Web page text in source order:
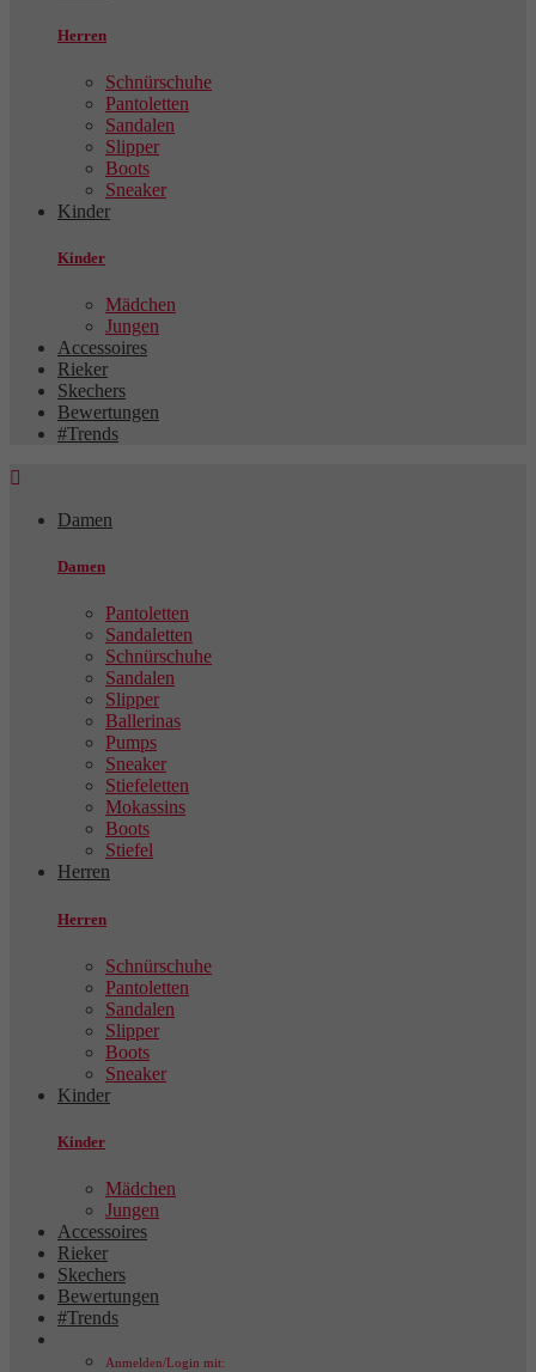
Herren
Schnürschuhe
Pantoletten
Sandalen
Slipper
Boots
Sneaker
Kinder
Kinder
Mädchen
Jungen
Accessoires
Rieker
Skechers
Bewertungen
#Trends

Damen
Damen
Pantoletten
Sandaletten
Schnürschuhe
Sandalen
Slipper
Ballerinas
Pumps
Sneaker
Stiefeletten
Mokassins
Boots
Stiefel
Herren
Herren
Schnürschuhe
Pantoletten
Sandalen
Slipper
Boots
Sneaker
Kinder
Kinder
Mädchen
Jungen
Accessoires
Rieker
Skechers
Bewertungen
#Trends
Anmelden/Login mit: